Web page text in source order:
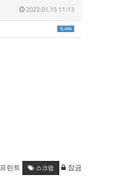
2022.01.15 11:13
6,494
프린트 스크랩 잠금